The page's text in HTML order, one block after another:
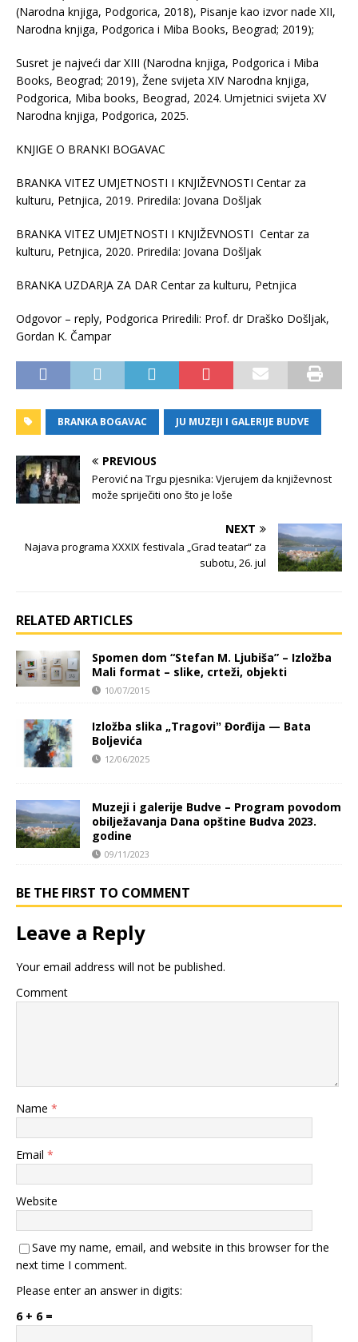
(Narodna knjiga, Podgorica, 2018), Pisanje kao izvor nade XII,
Narodna knjiga, Podgorica i Miba Books, Beograd; 2019);
Susret je najveći dar XIII (Narodna knjiga, Podgorica i Miba
Books, Beograd; 2019), Žene svijeta XIV Narodna knjiga,
Podgorica, Miba books, Beograd, 2024. Umjetnici svijeta XV
Narodna knjiga, Podgorica, 2025.
KNJIGE O BRANKI BOGAVAC
BRANKA VITEZ UMJETNOSTI I KNJIŽEVNOSTI Centar za
kulturu, Petnjica, 2019. Priredila: Jovana Došljak
BRANKA VITEZ UMJETNOSTI I KNJIŽEVNOSTI Centar za
kulturu, Petnjica, 2020. Priredila: Jovana Došljak
BRANKA UZDARJA ZA DAR Centar za kulturu, Petnjica
Odgovor – reply, Podgorica Priredili: Prof. dr Draško Došljak,
Gordan K. Čampar
BRANKA BOGAVAC JU MUZEJI I GALERIJE BUDVE
PREVIOUS
Perović na Trgu pjesnika: Vjerujem da književnost
može spriječiti ono što je loše
NEXT
Najava programa XXXIX festivala „Grad teatar“ za
subotu, 26. jul
RELATED ARTICLES
Spomen dom “Stefan M. Ljubiša” – Izložba
Mali format – slike, crteži, objekti
10/07/2015
Izložba slika „Tragoviˮ Đorđija — Bata
Boljevića
12/06/2025
Muzeji i galerije Budve – Program povodom
obilježavanja Dana opštine Budva 2023.
godine
09/11/2023
BE THE FIRST TO COMMENT
Leave a Reply
Your email address will not be published.
Comment
Name *
Email *
Website
Save my name, email, and website in this browser for the
next time I comment.
Please enter an answer in digits:
6 + 6 =